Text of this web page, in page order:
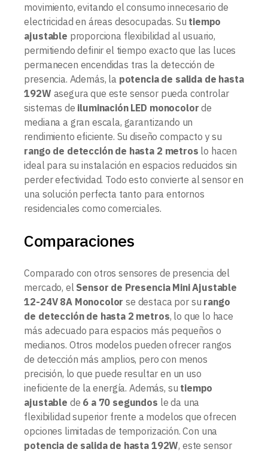
movimiento, evitando el consumo innecesario de
electricidad en áreas desocupadas. Su tiempo
ajustable proporciona flexibilidad al usuario,
permitiendo definir el tiempo exacto que las luces
permanecen encendidas tras la detección de
presencia. Además, la potencia de salida de hasta
192W asegura que este sensor pueda controlar
sistemas de iluminación LED monocolor de
mediana a gran escala, garantizando un
rendimiento eficiente. Su diseño compacto y su
rango de detección de hasta 2 metros lo hacen
ideal para su instalación en espacios reducidos sin
perder efectividad. Todo esto convierte al sensor en
una solución perfecta tanto para entornos
residenciales como comerciales.
Comparaciones
Comparado con otros sensores de presencia del
mercado, el Sensor de Presencia Mini Ajustable
12-24V 8A Monocolor se destaca por su rango
de detección de hasta 2 metros, lo que lo hace
más adecuado para espacios más pequeños o
medianos. Otros modelos pueden ofrecer rangos
de detección más amplios, pero con menos
precisión, lo que puede resultar en un uso
ineficiente de la energía. Además, su tiempo
ajustable de 6 a 70 segundos le da una
flexibilidad superior frente a modelos que ofrecen
opciones limitadas de temporización. Con una
potencia de salida de hasta 192W, este sensor